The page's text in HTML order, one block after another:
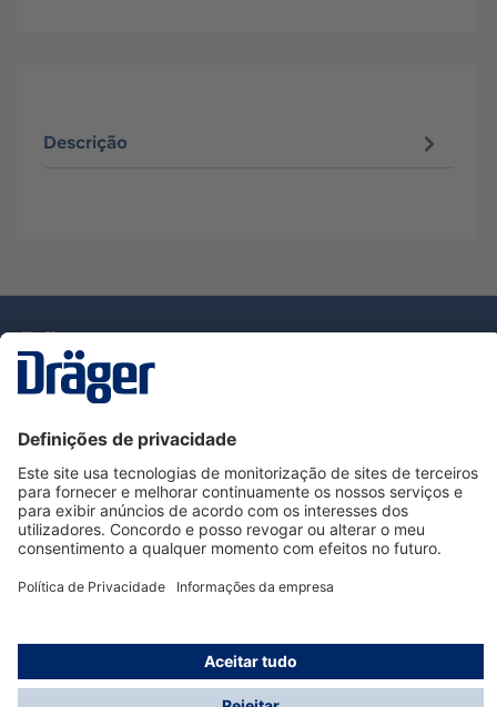
Descrição
Serviço de Apoio ao Cliente Dräger
Utilização da loja
Informações
© Dräger Portugal, Lda, 2024
* Todos os preços excl. IVA mais